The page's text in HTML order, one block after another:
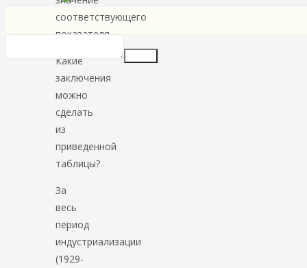
соответствующего
показателя.
Какие
заключения
можно
сделать
из
приведенной
таблицы?
За
весь
период
индустриализации
(1929-